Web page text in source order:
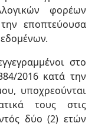
φορέων
εποπτεύουσα
στο
2016 κατά την
υποχρεούνται
τους στις
δύο (2) ετών